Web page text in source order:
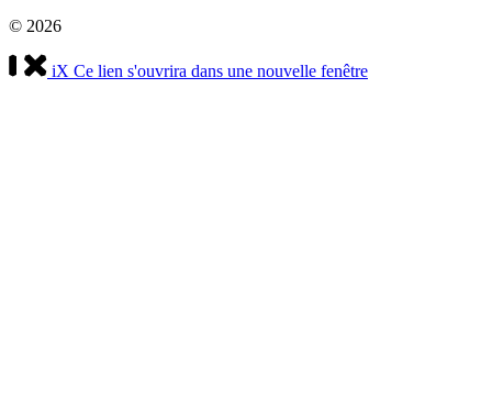
© 2026
iX Ce lien s'ouvrira dans une nouvelle fenêtre